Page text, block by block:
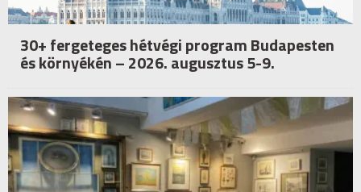
30+ fergeteges hétvégi program Budapesten
és környékén – 2026. augusztus 5-9.